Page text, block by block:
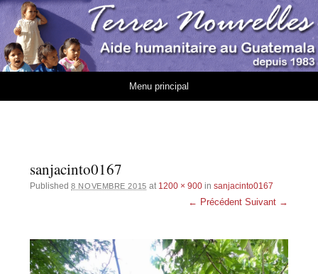
Association Terres
Nouvelles
AIDE HUMANITAIRE AU GUATEMALA DEPUIS 1983
Menu principal
sanjacinto0167
Published8 NOVEMBRE 2015 at 1200 × 900in sanjacinto0167
← Précédent Suivant →